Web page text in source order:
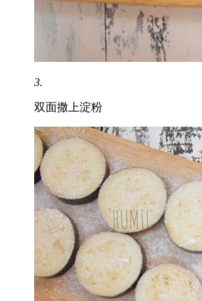
3.
双面撒上淀粉